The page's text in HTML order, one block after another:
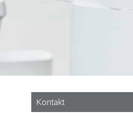
Kontakt